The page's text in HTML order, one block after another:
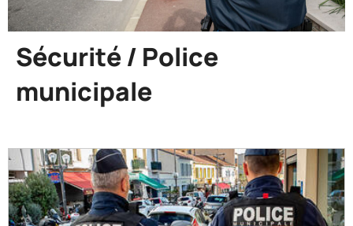
Accueil
Vie
pratique
Sécurité /
Sécurité / Police
municipale